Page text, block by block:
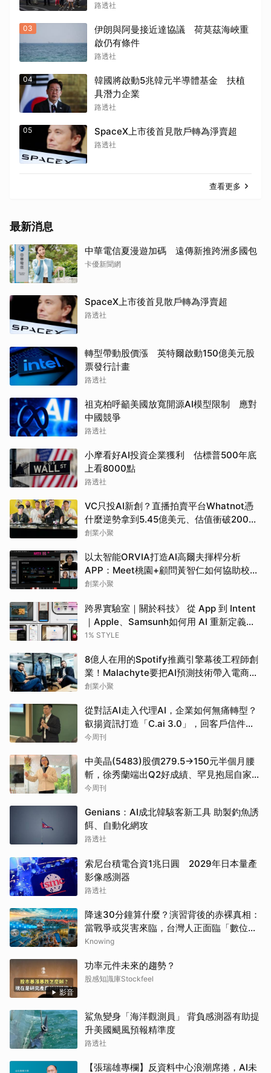
路透社
03
伊朗與阿曼接近達協議 荷莫茲海峽重
啟仍有條件
路透社
04
韓國將啟動5兆韓元半導體基金 扶植
具潛力企業
路透社
05 SpaceX上市後首見散戶轉為淨賣超
路透社
查看更多
最新消息
中華電信夏漫遊加碼 遠傳新推跨洲多國包
卡優新聞網
SpaceX上市後首見散戶轉為淨賣超
路透社
轉型帶動股價漲 英特爾啟動150億美元股
票發行計畫
路透社
祖克柏呼籲美國放寬開源AI模型限制 應對
中國競爭
路透社
小摩看好AI投資企業獲利 估標普500年底
上看8000點
路透社
VC只投AI新創？直播拍賣平台Whatnot憑
什麼逆勢拿到5.45億美元、估值衝破200
億？
創業小聚
以太智能ORVIA打造AI高爾夫揮桿分析
APP：Meet桃園+顧問黃智仁如何協助校準
成長路徑
創業小聚
跨界實驗室｜關於科技》 從 App 到 Intent
｜Apple、Samsunh如何用 AI 重新定義智
慧型手機的下一個入口
1% STYLE
8億人在用的Spotify推薦引擎幕後工程師創
業！Malachyte要把AI預測技術帶入電商領
域
創業小聚
從對話AI走入代理AI，企業如何無痛轉型？
叡揚資訊打造「C.ai 3.0」，回客戶信件、
調貨一把罩
今周刊
中美晶(5483)股價279.5→150元半個月腰
斬，徐秀蘭端出Q2好成績、罕見抱屈自家股
票：真的被低估了
今周刊
Genians：AI成北韓駭客新工具 助製釣魚誘
餌、自動化網攻
路透社
索尼台積電合資1兆日圓 2029年日本量產
影像感測器
路透社
降速30分鐘算什麼？演習背後的赤裸真相：
當戰爭或災害來臨，台灣人正面臨「數位窒
息」？
Knowing
影音
功率元件未來的趨勢？
股感知識庫Stockfeel
鯊魚變身「海洋觀測員」 背負感測器有助提
升美國颶風預報精準度
路透社
【張瑞雄專欄】反資料中心浪潮席捲，AI未